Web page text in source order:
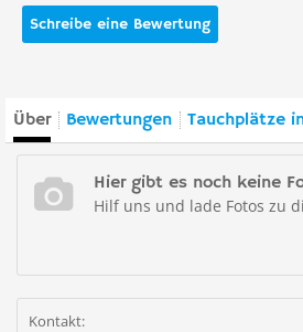
Schreibe eine Bewertung
Über Bewertungen Tauchplätze
Hier gibt es noch keine
Hilf uns und lade Fotos zu
Kontakt: